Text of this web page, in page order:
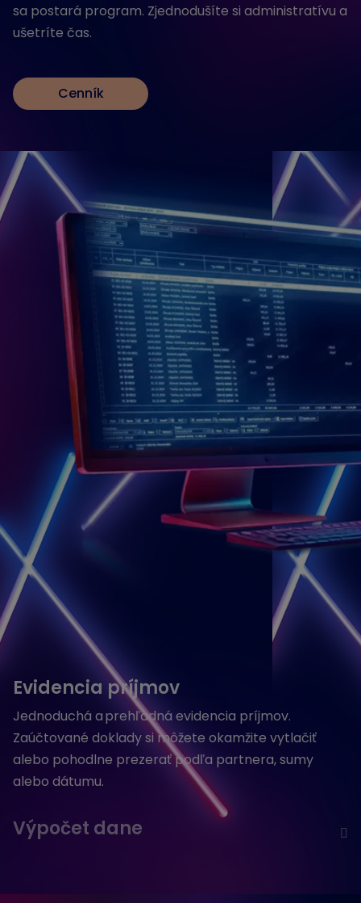
sa postará program. Zjednodušíte si administratívu a
ušetríte čas.
Cenník
Evidencia príjmov
Jednoduchá a prehľadná evidencia príjmov.
Zaúčtované doklady si môžete okamžite vytlačiť
alebo pohodlne prezerať podľa partnera, sumy
alebo dátumu.
Výpočet dane